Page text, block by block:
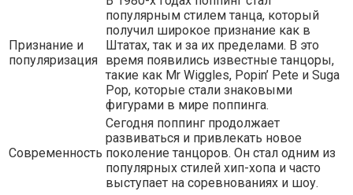
Признание и
популяризация
популярным стилем танца, который
получил широкое признание как в
Штатах, так и за их пределами. В это
время появились известные танцоры,
такие как Mr Wiggles, Popin’ Pete и Suga
Pop, которые стали знаковыми
фигурами в мире поппинга.
Современность
Сегодня поппинг продолжает
развиваться и привлекать новое
поколение танцоров. Он стал одним из
популярных стилей хип-хопа и часто
выступает на соревнованиях и шоу.